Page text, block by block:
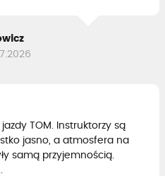
TOM. Instruktorzy są
jasno, a atmosfera na
samą przyjemnością.